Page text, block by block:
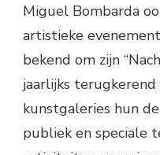
Miguel Bombarda
artistieke
bekend om zijn
jaarlijks
kunstgaleries hun
publiek en speciale